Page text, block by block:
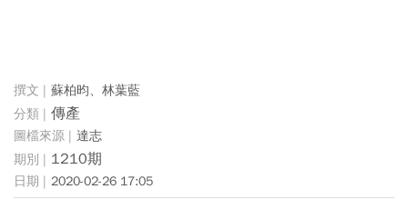
蘇柏昀、林葉藍
傳產
達志
1210期
2020-02-26 17:05